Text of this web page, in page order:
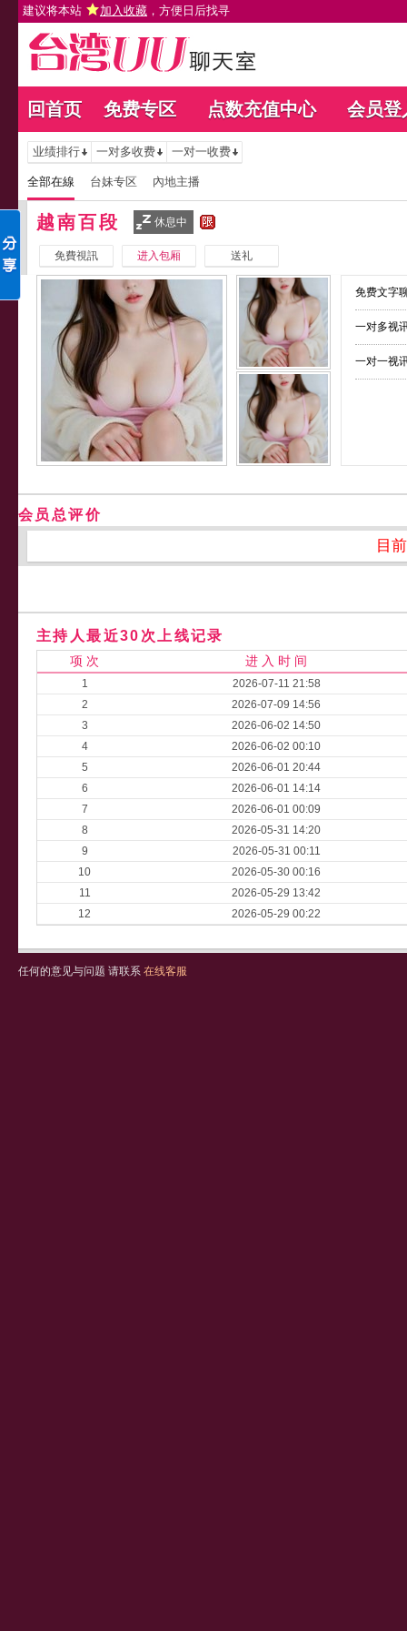
建议将本站 加入收藏 ，方便日后找寻
回首页 免费专区 点数充值中心 会员登
业绩排行 一对多收费 一对一收费
全部在線 台妹专区 內地主播
越南百段 休息中
免費視訊 进入包厢 送礼
免费文字
一对多视
一对一视
会员总评价
目
主持人最近30次上线记录
项 次 进 入 时 间
1
2026-07-11 21:58
2
2026-07-09 14:56
3
2026-06-02 14:50
4
2026-06-02 00:10
5
2026-06-01 20:44
6
2026-06-01 14:14
7
2026-06-01 00:09
8
2026-05-31 14:20
9
2026-05-31 00:11
10
2026-05-30 00:16
11
2026-05-29 13:42
12
2026-05-29 00:22
任何的意见与问题 请联系 在线客服